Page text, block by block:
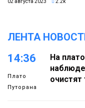
02 августа 2023 2.2k
ЛЕНТА
14:36
Плато
Путорана
На